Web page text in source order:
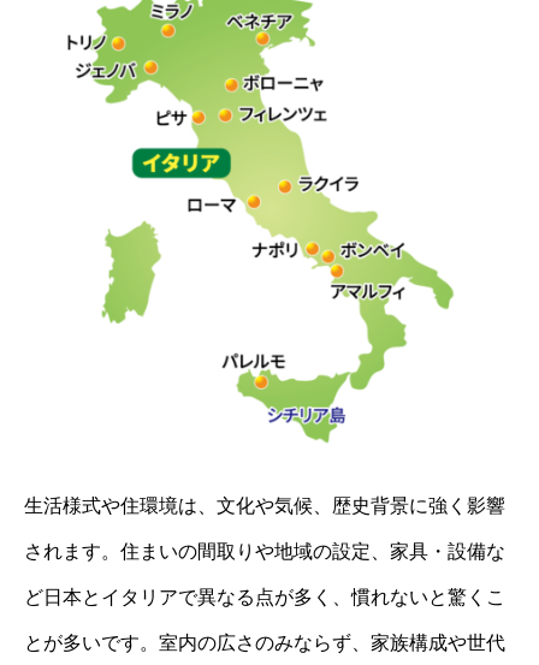
生活様式や住環境は、文化や気候、歴史背景に強く影響
されます。住まいの間取りや地域の設定、家具・設備な
ど日本とイタリアで異なる点が多く、慣れないと驚くこ
とが多いです。室内の広さのみならず、家族構成や世代